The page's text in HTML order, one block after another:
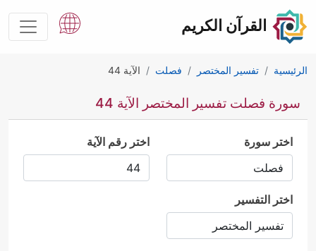
القرآن الكريم
الرئيسية تفسير المختصر فصلت الآية 44
سورة فصلت تفسير المختصر الآية 44
اختر سورة اختر رقم الآية
اختر التفسير